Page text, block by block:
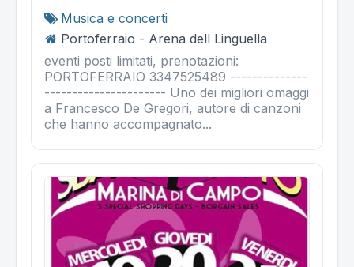
Musica e concerti
Portoferraio - Arena dell Linguella
eventi posti limitati, prenotazioni:
PORTOFERRAIO 3347525489 --------------
---------------------- Uno dei migliori omaggi
a Francesco De Gregori, autore di canzoni
che hanno accompagnato...